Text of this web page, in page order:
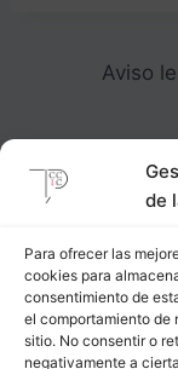
de
Para ofrecer las
cookies para
consentimiento de
el comportamiento de
sitio. No consentir o
negativamente a
Aviso